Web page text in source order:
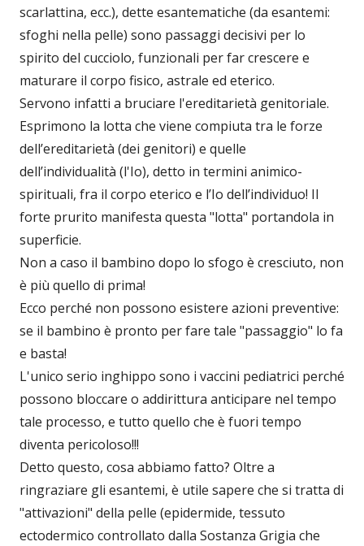
scarlattina, ecc.), dette esantematiche (da esantemi:
sfoghi nella pelle) sono passaggi decisivi per lo
spirito del cucciolo, funzionali per far crescere e
maturare il corpo fisico, astrale ed eterico.
Servono infatti a bruciare l'ereditarietà genitoriale.
Esprimono la lotta che viene compiuta tra le forze
dell’ereditarietà (dei genitori) e quelle
dell’individualità (l'Io), detto in termini animico-
spirituali, fra il corpo eterico e l’Io dell’individuo! Il
forte prurito manifesta questa "lotta" portandola in
superficie.
Non a caso il bambino dopo lo sfogo è cresciuto, non
è più quello di prima!
Ecco perché non possono esistere azioni preventive:
se il bambino è pronto per fare tale "passaggio" lo fa
e basta!
L'unico serio inghippo sono i vaccini pediatrici perché
possono bloccare o addirittura anticipare nel tempo
tale processo, e tutto quello che è fuori tempo
diventa pericoloso!!!
Detto questo, cosa abbiamo fatto? Oltre a
ringraziare gli esantemi, è utile sapere che si tratta di
"attivazioni" della pelle (epidermide, tessuto
ectodermico controllato dalla Sostanza Grigia che